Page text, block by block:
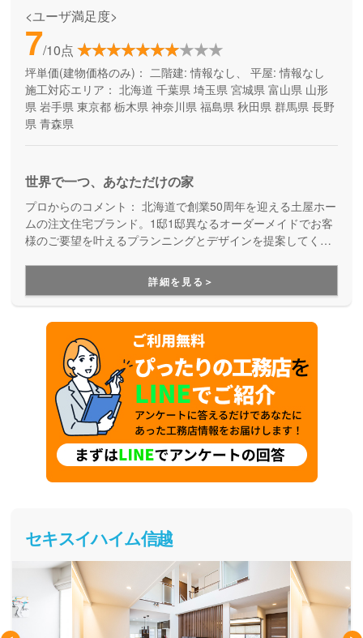
<ユーザ満足度>
7/10点
坪単価(建物価格のみ)： 二階建: 情報なし、 平屋: 情報なし
施工対応エリア： 北海道 千葉県 埼玉県 宮城県 富山県 山形
県 岩手県 東京都 栃木県 神奈川県 福島県 秋田県 群馬県 長野
県 青森県
世界で一つ、あなただけの家
プロからのコメント： 北海道で創業50周年を迎える土屋ホー
ムの注文住宅ブランド。1邸1邸異なるオーダーメイドでお客
様のご要望を叶えるプランニングとデザインを提案してくれ
詳細を見る＞
セキスイハイム信越